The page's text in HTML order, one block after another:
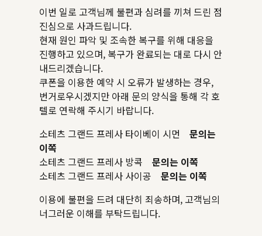
이번 일로 고객님께 불편과 심려를 끼쳐 드린 점
진심으로 사과드립니다.
현재 원인 파악 및 조속한 복구를 위해 대응을
진행하고 있으며, 복구가 완료되는 대로 다시 안
내드리겠습니다.
쿠폰을 이용한 예약 시 오류가 발생하는 경우,
번거로우시겠지만 아래 문의 양식을 통해 각 호
텔로 연락해 주시기 바랍니다.
소테츠 그랜드 프레사 타이베이 시먼 문의는
이쪽
소테츠 그랜드 프레사 방콕 문의는 이쪽
소테츠 그랜드 프레사 사이공 문의는 이쪽
이용에 불편을 드려 대단히 죄송하며, 고객님의
너그러운 이해를 부탁드립니다.